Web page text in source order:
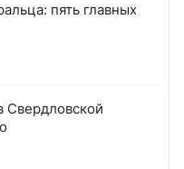
пять главных
Свердловской